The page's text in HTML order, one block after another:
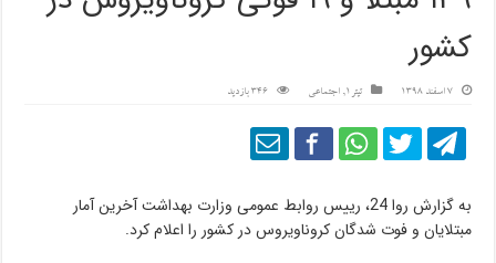
کشور
7 اسفند 1398 تیتر1 ,اجتماعی 346 بازدید
به گزارش روا 24، رییس روابط عمومی وزارت بهداشت آخرین آمار
مبتلایان و فوت شدگان کروناویروس در کشور را اعلام کرد.